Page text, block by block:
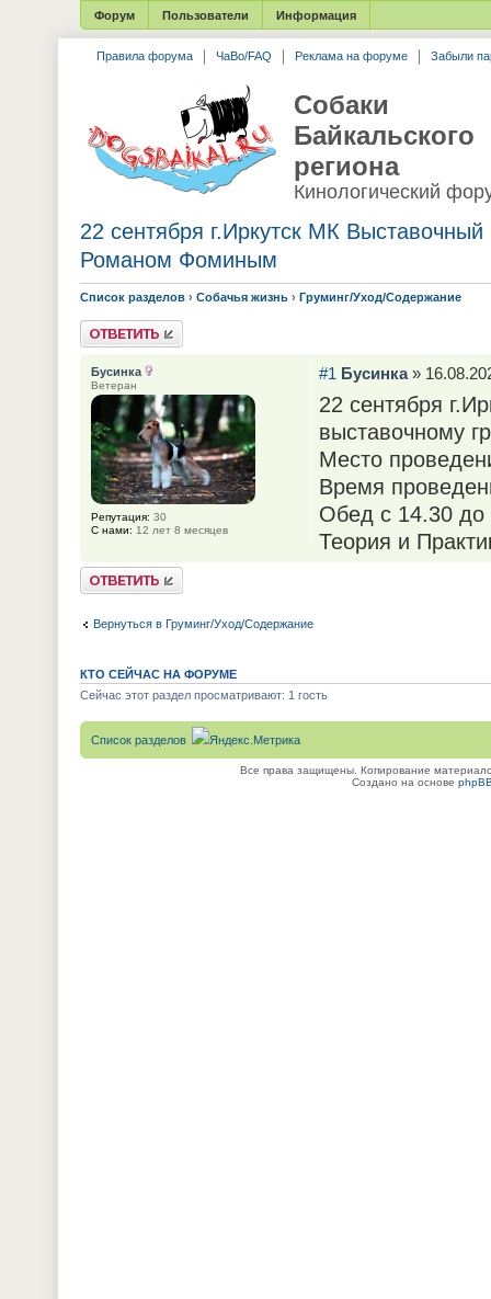
Форум Пользователи Информация
Правила форума ЧаВо/FAQ Реклама на форуме Забыли
Собаки
Байкальского
региона
Кинологический
22 сентября г.Иркутск МК Выставочный
Романом Фоминым
Список разделов › Собачья жизнь › Груминг/Уход/Содержание
Ответить
#1 Бусинка»
22 сентября
выставочному
Место
Время
Обед с 14.30 до
Теория и
Бусинка
Ветеран
Репутация: 30
С нами: 12 лет 8 месяцев
Ответить
Вернуться в Груминг/Уход/Содержание
КТО СЕЙЧАС НА ФОРУМЕ
Сейчас этот раздел просматривают: 1 гость
Список разделов
Все права защищены. Копирование
Создано на основе